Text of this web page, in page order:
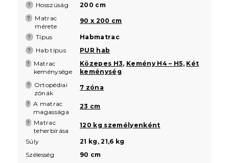
? Hosszúság 200 cm
?
Matrac
mérete
90 x 200 cm
? Típus Habmatrac
? Hab típus PUR hab
?
Matrac
keménysége
Közepes H3, Kemény H4 – H5, Két
keménység
?
Ortopédiai
zónák
7 zóna
?
A matrac
magassága
23 cm
?
Matrac
teherbírása
120 kg személyenként
Súly
21 kg, 21,6 kg
Szélesség
90 cm